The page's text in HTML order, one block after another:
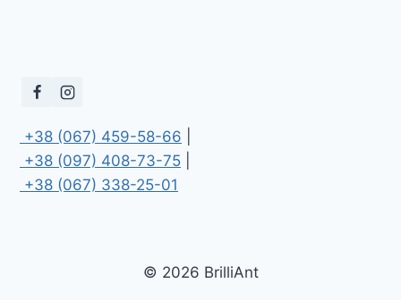
+38 (067) 459-58-66
+38 (097) 408-73-75
+38 (067) 338-25-01
© 2026 BrilliAnt